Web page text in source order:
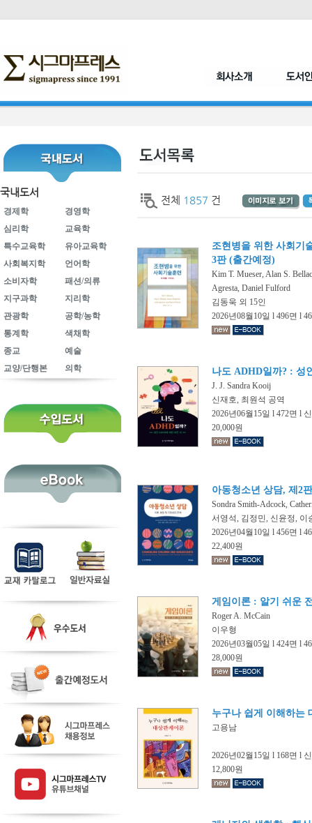
국내도서
경제학
경영학
심리학
교육학
특수교육학
유아교육학
사회복지학
언어학
소비자학
패션/의류
지구과학
지리학
관광학
공학/농학
통계학
색채학
종교
예술
교양/단행본
의학
전체 1857 건
조현병을 위한 사회기
3판 (출간예정)
Kim T. Mueser, Alan S.
Agresta, Daniel Fulford
김동욱 외 15인
2026년08월10일 l 496면 l
나도 ADHD일까? : 성
J. J. Sandra Kooij
신재호, 최원석 공역
2026년06월15일 l 472면 l
20,000원
아동청소년 상담, 제2판
Sondra Smith-Adcock,
서영석, 김정민, 신윤정, 이
2026년04월10일 l 456면 l
22,400원
게임이론 : 알기 쉬운
Roger A. McCain
이우형
2026년03월05일 l 424면 l
28,000원
누구나 쉽게 이해하는
고용남
2026년02월15일 l 168면 l
12,800원